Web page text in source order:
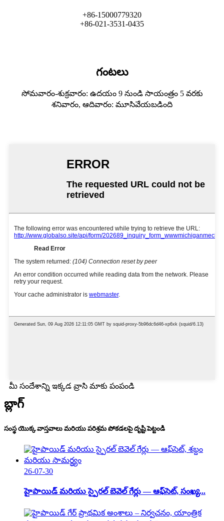
+86-15000779320
+86-021-3531-0435
గంటలు
సోమవారం-శుక్రవారం: ఉదయం 9 నుండి సాయంత్రం 5 వరకు
శనివారం, ఆదివారం: మూసివేయబడింది
మీ సందేశాన్ని ఇక్కడ వ్రాసి మాకు పంపండి
బ్లాగ్
సంస్థ యొక్క వాస్తవాలు మరియు పరిశ్రమ పోకడలపై దృష్టి పెట్టండి
26-07-30
హైపాయిడ్ మరియు స్పైరల్ బెవెల్ గేర్లు — ఆఫ్‌సెట్, సంఖ్య...